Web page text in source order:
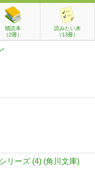
積読本
（2冊）
読みたい本
（13冊）
リーズ (4) (角川文庫)